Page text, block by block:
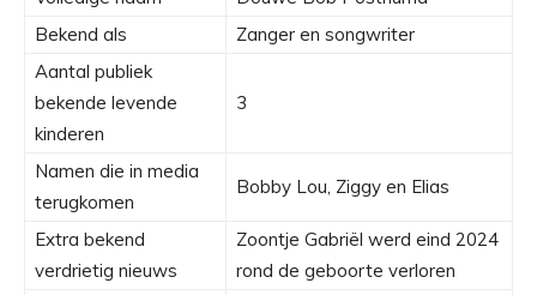
Bekend als
Zanger en songwriter
Aantal publiek
bekende levende
kinderen
3
Namen die in media
terugkomen
Bobby Lou, Ziggy en Elias
Extra bekend
verdrietig nieuws
Zoontje Gabriël werd eind 2024
rond de geboorte verloren